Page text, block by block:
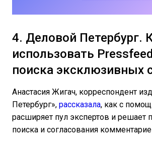
4. Деловой Петербург.
использовать
поиска эксклюзивных
Анастасия Жигач, корреспондент
Петербург», рассказала, как с
расширяет пул экспертов и решает
поиска и согласования